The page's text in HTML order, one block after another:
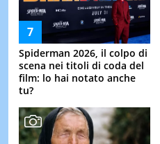
Spiderman 2026, il colpo di
scena nei titoli di coda del
film: lo hai notato anche
tu?